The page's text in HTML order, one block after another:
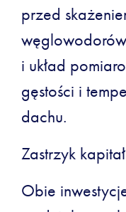
przed
i układ
gęstości i
dachu.
Zastrzyk
Obie